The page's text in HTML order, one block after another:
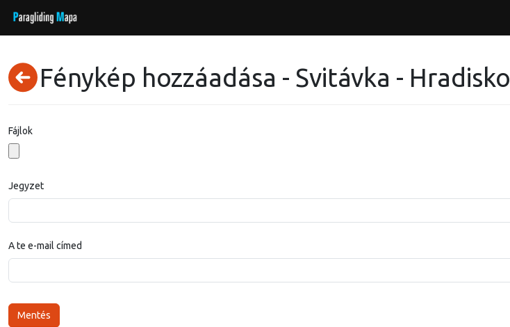
Fénykép hozzáadása - Svitávka - Hradisko
Fájlok
Jegyzet
A te e-mail címed